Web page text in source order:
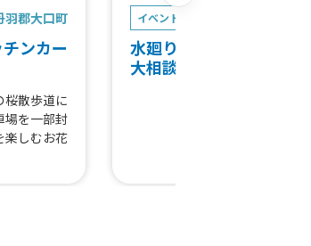
羽郡大口町
ンカー
桜散歩道に
場を一部封
楽しむお花
イベント
水廻り製品即売会＆リフ
大相談会 買取100食